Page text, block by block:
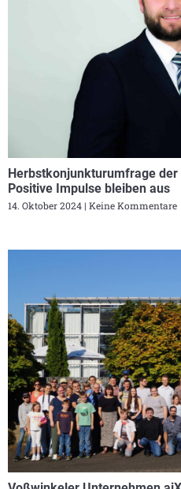
Herbstkonjunkturumfrage
Positive Impulse bleiben aus
14. Oktober 2024 Keine Kommentare